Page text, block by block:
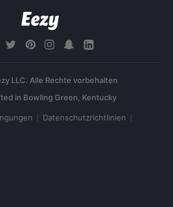
LLC. Alle Rechte vorbehalten
Datenschutzrichtlinien